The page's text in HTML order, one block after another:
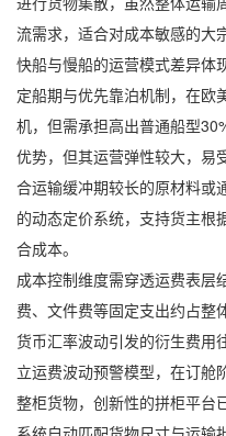
流需求，适合对成本敏感的大
快船与慢船的运营模式差异体
定船期与优先靠泊机制，在欧
机，但需承担高出普通船型
优势，但其运营弹性较大，易
合运输缓冲期较长的原材料或
的动态定价系统，支持货主根
合成本。
成本控制维度需穿透运费表层
费、文件费等固定支出约占整
货币汇率波动引发的衍生费用
立运费波动预警模型，在订舱
整柜货物，创新性的拼柜平台